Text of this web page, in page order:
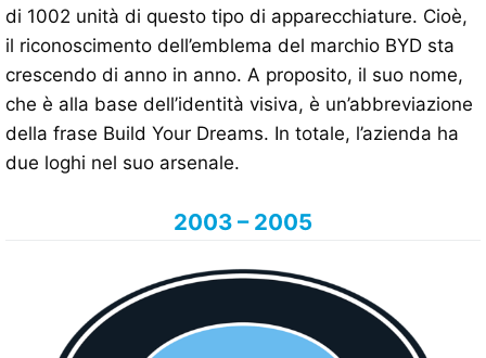
di 1002 unità di questo tipo di apparecchiature. Cioè,
il riconoscimento dell’emblema del marchio BYD sta
crescendo di anno in anno. A proposito, il suo nome,
che è alla base dell’identità visiva, è un’abbreviazione
della frase Build Your Dreams. In totale, l’azienda ha
due loghi nel suo arsenale.
2003 – 2005